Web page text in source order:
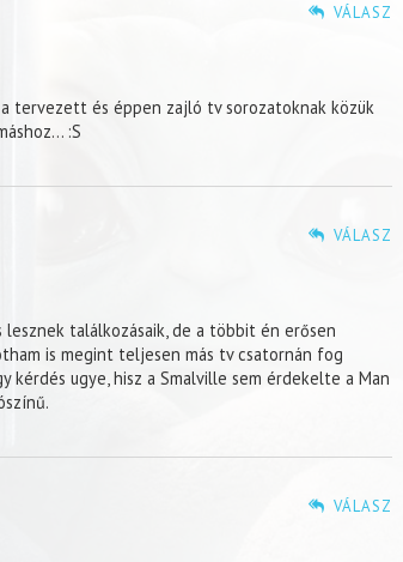
VÁLASZ
tervezett és éppen zajló tv sorozatoknak közük
:S
VÁLASZ
találkozásaik, de a többit én erősen
is megint teljesen más tv csatornán fog
kérdés ugye, hisz a Smalville sem érdekelte a Man
VÁLASZ